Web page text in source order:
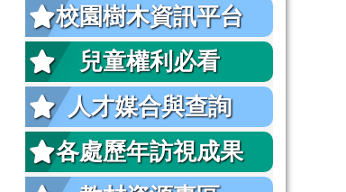
校園樹木資訊平台
兒童權利必看
人才媒合與查詢
各處歷年訪視成果